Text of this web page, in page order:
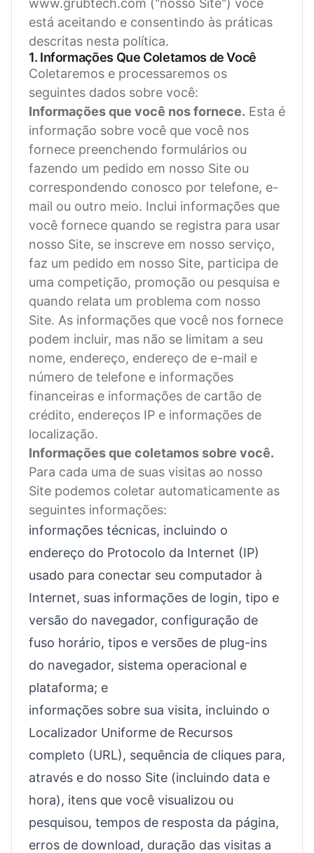
www.grubtech.com ("nosso Site") você
está aceitando e consentindo às práticas
descritas nesta política.
1. Informações Que Coletamos de Você
Coletaremos e processaremos os
seguintes dados sobre você:
Informações que você nos fornece. Esta é
informação sobre você que você nos
fornece preenchendo formulários ou
fazendo um pedido em nosso Site ou
correspondendo conosco por telefone, e-
mail ou outro meio. Inclui informações que
você fornece quando se registra para usar
nosso Site, se inscreve em nosso serviço,
faz um pedido em nosso Site, participa de
uma competição, promoção ou pesquisa e
quando relata um problema com nosso
Site. As informações que você nos fornece
podem incluir, mas não se limitam a seu
nome, endereço, endereço de e-mail e
número de telefone e informações
financeiras e informações de cartão de
crédito, endereços IP e informações de
localização.
Informações que coletamos sobre você.
Para cada uma de suas visitas ao nosso
Site podemos coletar automaticamente as
seguintes informações:
informações técnicas, incluindo o
endereço do Protocolo da Internet (IP)
usado para conectar seu computador à
Internet, suas informações de login, tipo e
versão do navegador, configuração de
fuso horário, tipos e versões de plug-ins
do navegador, sistema operacional e
plataforma; e
informações sobre sua visita, incluindo o
Localizador Uniforme de Recursos
completo (URL), sequência de cliques para,
através e do nosso Site (incluindo data e
hora), itens que você visualizou ou
pesquisou, tempos de resposta da página,
erros de download, duração das visitas a